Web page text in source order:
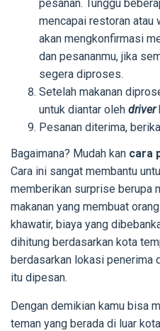
pesanan. Tunggu
mencapai restoran atau
akan mengkonfirmasi
dan pesananmu, jika
segera diproses.
Setelah makanan
untuk diantar oleh driver
Pesanan diterima,
Bagaimana? Mudah kan cara
Cara ini sangat membantu
memberikan surprise berupa
makanan yang membuat
khawatir, biaya yang
dihitung berdasarkan kota
berdasarkan lokasi penerima
itu dipesan.
Dengan demikian kamu bisa
teman yang berada di luar